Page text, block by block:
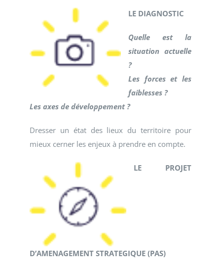
LE DIAGNOSTIC
Quelle est la
situation actuelle
?
Les forces et les
faiblesses ?
Les axes de développement ?
Dresser un état des lieux du territoire pour
mieux cerner les enjeux à prendre en compte.
LE PROJET
D’AMENAGEMENT STRATEGIQUE (PAS)